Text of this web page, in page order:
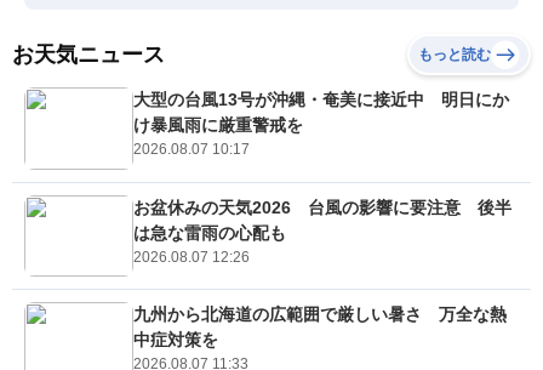
お天気ニュース もっと読む
大型の台風13号が沖縄・奄美に接近中 明日にか
け暴風雨に厳重警戒を
2026.08.07 10:17
お盆休みの天気2026 台風の影響に要注意 後半
は急な雷雨の心配も
2026.08.07 12:26
九州から北海道の広範囲で厳しい暑さ 万全な熱
中症対策を
2026.08.07 11:33